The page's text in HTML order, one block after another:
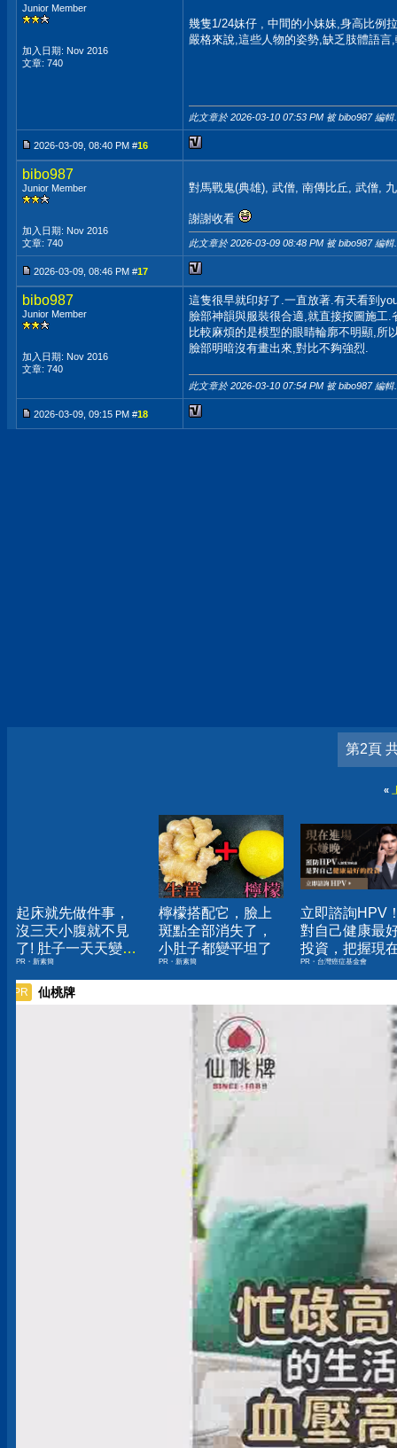
Junior Member
加入日期: Nov 2016
文章: 740
幾隻1/24妹仔 , 中間的小妹妹,身高比例
嚴格來說,這些人物的姿勢,缺乏肢體語言
此文章於 2026-03-10 07:53 PM 被 bibo987 編輯.
2026-03-09, 08:40 PM #16
bibo987
Junior Member
加入日期: Nov 2016
文章: 740
對馬戰鬼(典雄), 武僧, 南傳比丘, 武僧,
謝謝收看
此文章於 2026-03-09 08:48 PM 被 bibo987 編輯.
2026-03-09, 08:46 PM #17
bibo987
Junior Member
加入日期: Nov 2016
文章: 740
這隻很早就印好了.一直放著.有天看到
臉部神韻與服裝很合適,就直接按圖施工.
比較麻煩的是模型的眼睛輪廓不明顯,所
臉部明暗沒有畫出來,對比不夠強烈.
此文章於 2026-03-10 07:54 PM 被 bibo987 編輯.
2026-03-09, 09:15 PM #18
第2頁
«
起床就先做件事，
沒三天小腹就不見
了! 肚子一天天變
小！
PR・新素簡
檸檬搭配它，臉上
斑點全部消失了，
小肚子都變平坦了
PR・新素簡
立即諮詢HPV
對自己健康最
投資，把握現
嫌晚！
PR・台灣癌症基金會
PR 仙桃牌